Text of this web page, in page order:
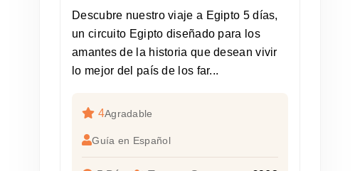
Descubre nuestro viaje a Egipto 5 días,
un circuito Egipto diseñado para los
amantes de la historia que desean vivir
lo mejor del país de los far...
4Agradable
Guía en Español